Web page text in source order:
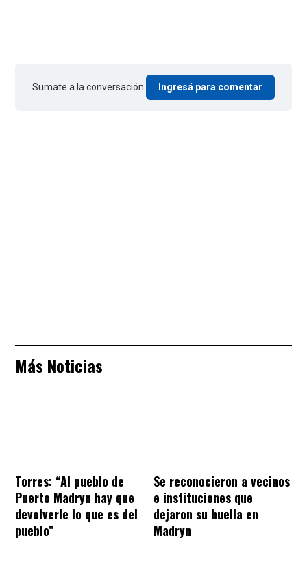
Sumate a la conversación. Ingresá para comentar
Más Noticias
Torres: “Al pueblo de
Puerto Madryn hay que
devolverle lo que es del
pueblo”
Se reconocieron a vecinos
e instituciones que
dejaron su huella en
Madryn